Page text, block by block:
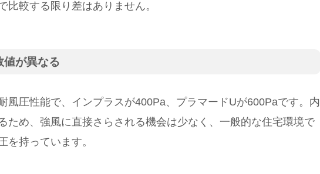
比較する限り差はありません。
値が異なる
風圧性能で、インプラスが400Pa、プラマードUが600Paです。内
ため、強風に直接さらされる機会は少なく、一般的な住宅環境で
を持っています。